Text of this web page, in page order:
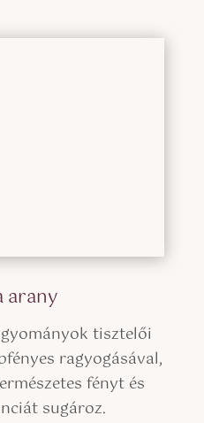
arany
tisztelői
ragyogásával,
fényt és
sugároz.